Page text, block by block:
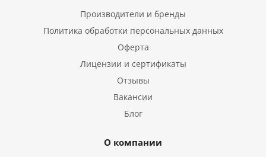
Производители и бренды
Политика обработки персональных данных
Оферта
Лицензии и сертификаты
Отзывы
Вакансии
Блог
О компании